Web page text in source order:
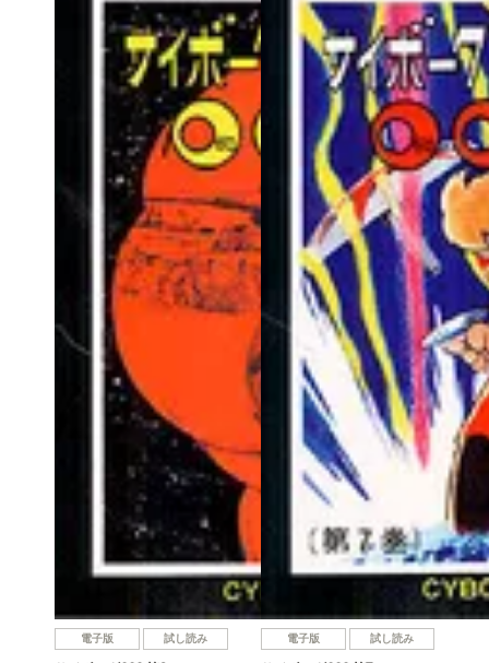
電子版 試し読み 電子版 試し読み